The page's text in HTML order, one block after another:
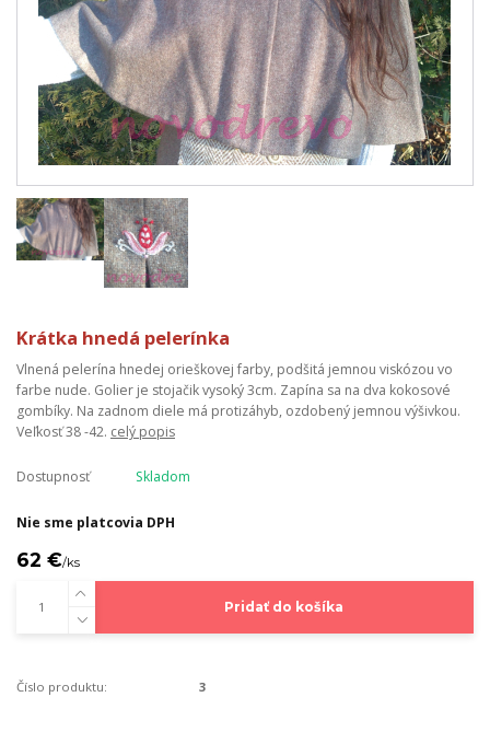
Krátka hnedá pelerínka
Vlnená pelerína hnedej orieškovej farby, podšitá jemnou viskózou vo
farbe nude. Golier je stojačik vysoký 3cm. Zapína sa na dva kokosové
gombíky. Na zadnom diele má protizáhyb, ozdobený jemnou výšivkou.
Veľkosť 38 -42. celý popis
Dostupnosť Skladom
Nie sme platcovia DPH
62 €/ks
Pridať do košíka
Číslo produktu: 3